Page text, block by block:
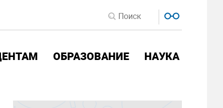
ОБРАЗОВАНИЕ НАУКА